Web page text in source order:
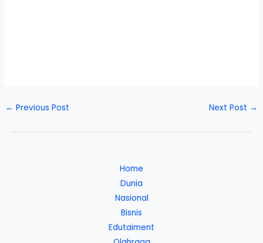
← Previous Post Next Post →
Home
Dunia
Nasional
Bisnis
Edutaiment